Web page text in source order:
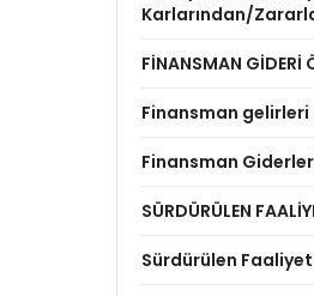
Karlarından/
FİNANSMAN GİDERİ
Finansman gelirleri
Finansman
SÜRDÜRÜLEN
Sürdürülen